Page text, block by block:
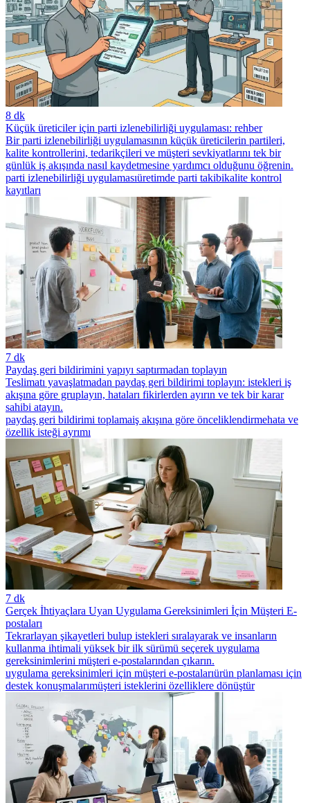
8 dk
Küçük üreticiler için parti izlenebilirliği uygulaması: rehber
Bir parti izlenebilirliği uygulamasının küçük üreticilerin partileri,
kalite kontrollerini, tedarikçileri ve müşteri sevkiyatlarını tek bir
günlük iş akışında nasıl kaydetmesine yardımcı olduğunu öğrenin.
parti izlenebilirliği uygulamasıüretimde parti takibikalite kontrol
kayıtları
7 dk
Paydaş geri bildirimini yapıyı saptırmadan toplayın
Teslimatı yavaşlatmadan paydaş geri bildirimi toplayın: istekleri iş
akışına göre gruplayın, hataları fikirlerden ayırın ve tek bir karar
sahibi atayın.
paydaş geri bildirimi toplamaiş akışına göre önceliklendirmehata ve
özellik isteği ayrımı
7 dk
Gerçek İhtiyaçlara Uyan Uygulama Gereksinimleri İçin Müşteri E-
postaları
Tekrarlayan şikayetleri bulup istekleri sıralayarak ve insanların
kullanma ihtimali yüksek bir ilk sürümü seçerek uygulama
gereksinimlerini müşteri e-postalarından çıkarın.
uygulama gereksinimleri için müşteri e-postalarıürün planlaması için
destek konuşmalarımüşteri isteklerini özelliklere dönüştür